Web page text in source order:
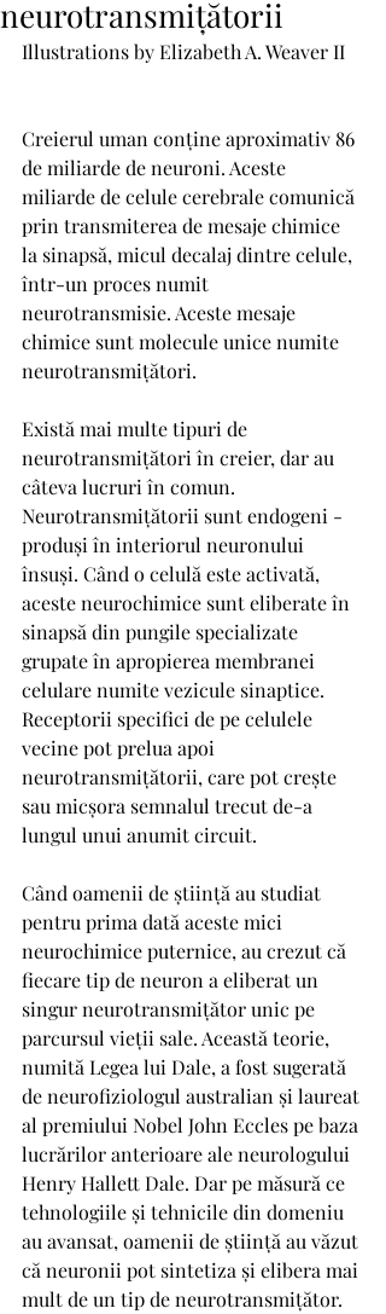
neurotransmițătorii
Illustrations by Elizabeth A. Weaver II
Creierul uman conține aproximativ 86
de miliarde de neuroni. Aceste
miliarde de celule cerebrale comunică
prin transmiterea de mesaje chimice
la sinapsă, micul decalaj dintre celule,
într-un proces numit
neurotransmisie. Aceste mesaje
chimice sunt molecule unice numite
neurotransmițători.
Există mai multe tipuri de
neurotransmițători în creier, dar au
câteva lucruri în comun.
Neurotransmițătorii sunt endogeni -
produși în interiorul neuronului
însuși. Când o celulă este activată,
aceste neurochimice sunt eliberate în
sinapsă din pungile specializate
grupate în apropierea membranei
celulare numite vezicule sinaptice.
Receptorii specifici de pe celulele
vecine pot prelua apoi
neurotransmițătorii, care pot crește
sau micșora semnalul trecut de-a
lungul unui anumit circuit.
Când oamenii de știință au studiat
pentru prima dată aceste mici
neurochimice puternice, au crezut că
fiecare tip de neuron a eliberat un
singur neurotransmițător unic pe
parcursul vieții sale. Această teorie,
numită Legea lui Dale, a fost sugerată
de neurofiziologul australian și laureat
al premiului Nobel John Eccles pe baza
lucrărilor anterioare ale neurologului
Henry Hallett Dale. Dar pe măsură ce
tehnologiile și tehnicile din domeniu
au avansat, oamenii de știință au văzut
că neuronii pot sintetiza și elibera mai
mult de un tip de neurotransmițător.